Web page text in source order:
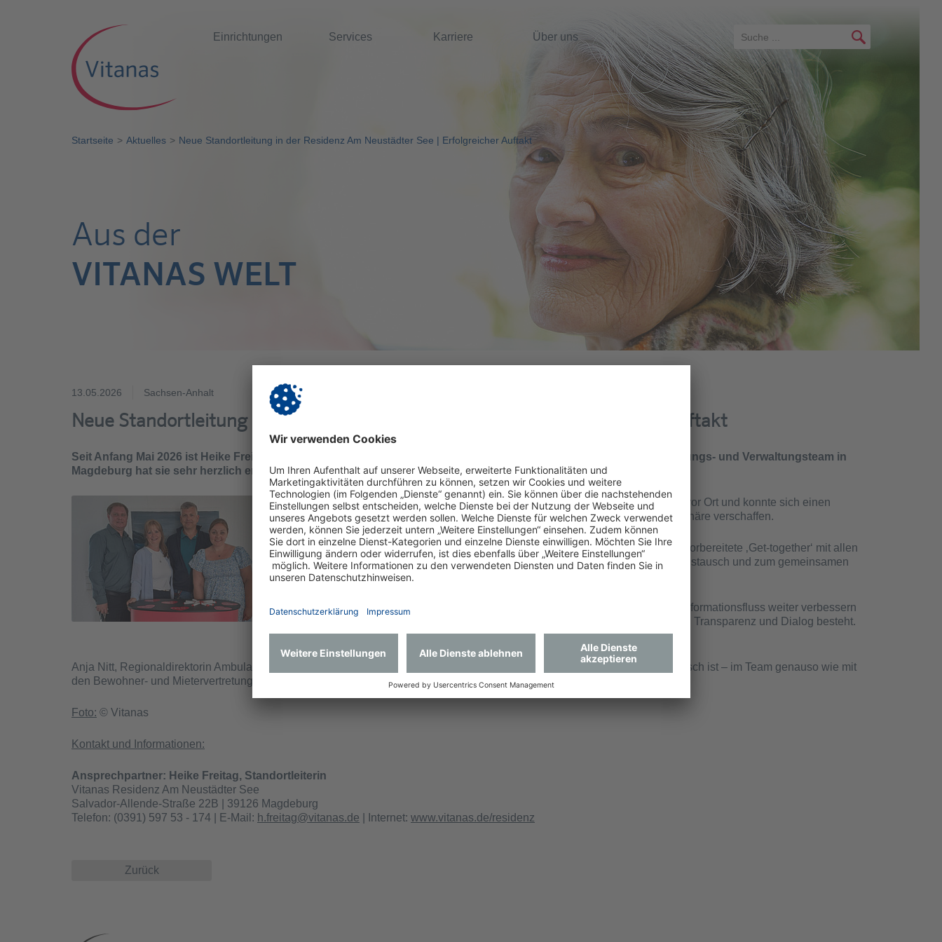
Startseite Aktuelles Neue Standortleitung in der Residenz Am Neustädter See | Erfolgreicher Auftakt
Einrichtungen Services Karriere Über uns
Aus der
VITANAS WELT
13.05.2026 Sachsen-Anhalt
Neue Standortleitung in der Residenz Am Neustädter See | Erfolgreicher Auftakt
Seit Anfang Mai 2026 ist Heike Freitag als neue Standortleitung in der Vitanas Residenz am Neustädter See. Das Leitungs- und Verwaltungsteam in
Magdeburg hat sie sehr herzlich empfangen.
Auch Anja Nitt, Regionaldirektorin Ambulant, war am ersten Arbeitstag persönlich vor Ort und konnte sich einen
direkten Eindruck vom gelungenen Start sowie der offenen und herzlichen Atmosphäre verschaffen.
Ein besonderes Highlight der ersten Tage war das durch das Team hervorragend vorbereitete ‚Get-together‘ mit allen
Mitarbeitenden, das eine sehr gute Gelegenheit zum ersten Kennenlernen, zum Austausch und zum gemeinsamen
Ankommen im neuen Teamgefüge bot.
Ebenso wertvoll war der Termin mit dem Mieterbeirat. Der Austausch konnte den Informationsfluss weiter verbessern
und hat deutlich gemacht, dass auf Seiten der Mieterschaft ein großes Interesse an Transparenz und Dialog besteht.
Offene Themen konnten direkt aufgegriffen und konstruktiv geklärt werden.
Anja Nitt, Regionaldirektorin Ambulant, zeigte sich begeistert: „Die ersten Tage haben gezeigt, wie wichtig der direkte Austausch ist – im Team genauso wie mit
den Bewohner- und Mietervertretungen. Daran wollen wir gemeinsam weiter anknüpfen.“
Foto: © Vitanas
Kontakt und Informationen:
Ansprechpartner: Heike Freitag, Standortleiterin
Vitanas Residenz Am Neustädter See
Salvador-Allende-Straße 22B | 39126 Magdeburg
Telefon: (0391) 597 53 - 174 | E-Mail: h.freitag@vitanas.de | Internet: www.vitanas.de/residenz
Zurück